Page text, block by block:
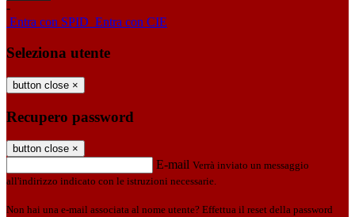
-
Entra con SPID Entra con CIE
Seleziona utente
button close ×
Recupero password
button close ×
E-mail Verrà inviato un messaggio
all'indirizzo indicato con le istruzioni necessarie.
Non hai una e-mail associata al nome utente? Effettua il reset della password